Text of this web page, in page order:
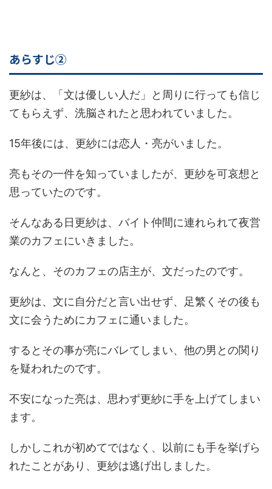
あらすじ②
更紗は、「文は優しい人だ」と周りに行っても信じ
てもらえず、洗脳されたと思われていました。
15年後には、更紗には恋人・亮がいました。
亮もその一件を知っていましたが、更紗を可哀想と
思っていたのです。
そんなある日更紗は、バイト仲間に連れられて夜営
業のカフェにいきました。
なんと、そのカフェの店主が、文だったのです。
更紗は、文に自分だと言い出せず、足繁くその後も
文に会うためにカフェに通いました。
するとその事が亮にバレてしまい、他の男との関り
を疑われたのです。
不安になった亮は、思わず更紗に手を上げてしまい
ます。
しかしこれが初めてではなく、以前にも手を挙げら
れたことがあり、更紗は逃げ出しました。